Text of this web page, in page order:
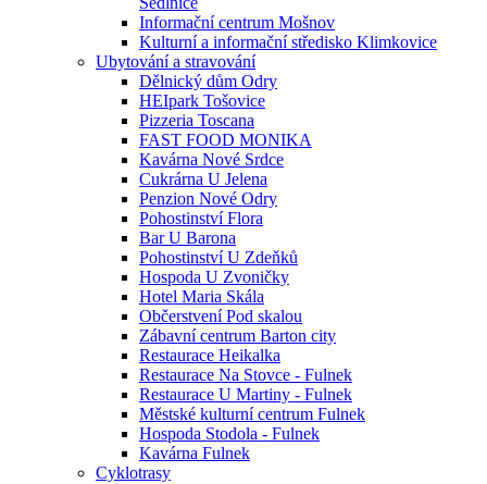
Informační centrum Mošnov
Kulturní a informační středisko Klimkovice
Ubytování a stravování
Dělnický dům Odry
HEIpark Tošovice
Pizzeria Toscana
FAST FOOD MONIKA
Kavárna Nové Srdce
Cukrárna U Jelena
Penzion Nové Odry
Pohostinství Flora
Bar U Barona
Pohostinství U Zdeňků
Hospoda U Zvoničky
Hotel Maria Skála
Občerstvení Pod skalou
Zábavní centrum Barton city
Restaurace Heikalka
Restaurace Na Stovce - Fulnek
Restaurace U Martiny - Fulnek
Městské kulturní centrum Fulnek
Hospoda Stodola - Fulnek
Kavárna Fulnek
Cyklotrasy